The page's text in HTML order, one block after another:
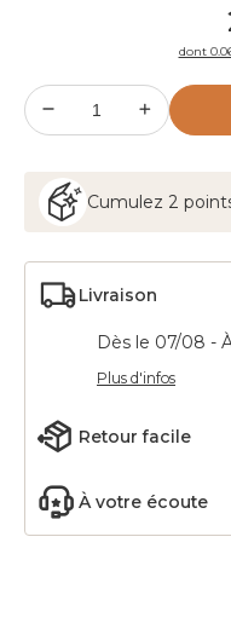
dont
Cumulez 2
Livraison
Dès le 07/08 -
Plus d'infos
Retour facile
À votre écoute